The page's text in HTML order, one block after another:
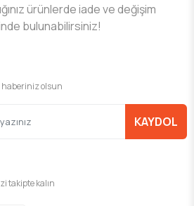
ürünlerde iade ve değişim
bulunabilirsiniz!
haberiniz olsun
KAYDOL
takipte kalın